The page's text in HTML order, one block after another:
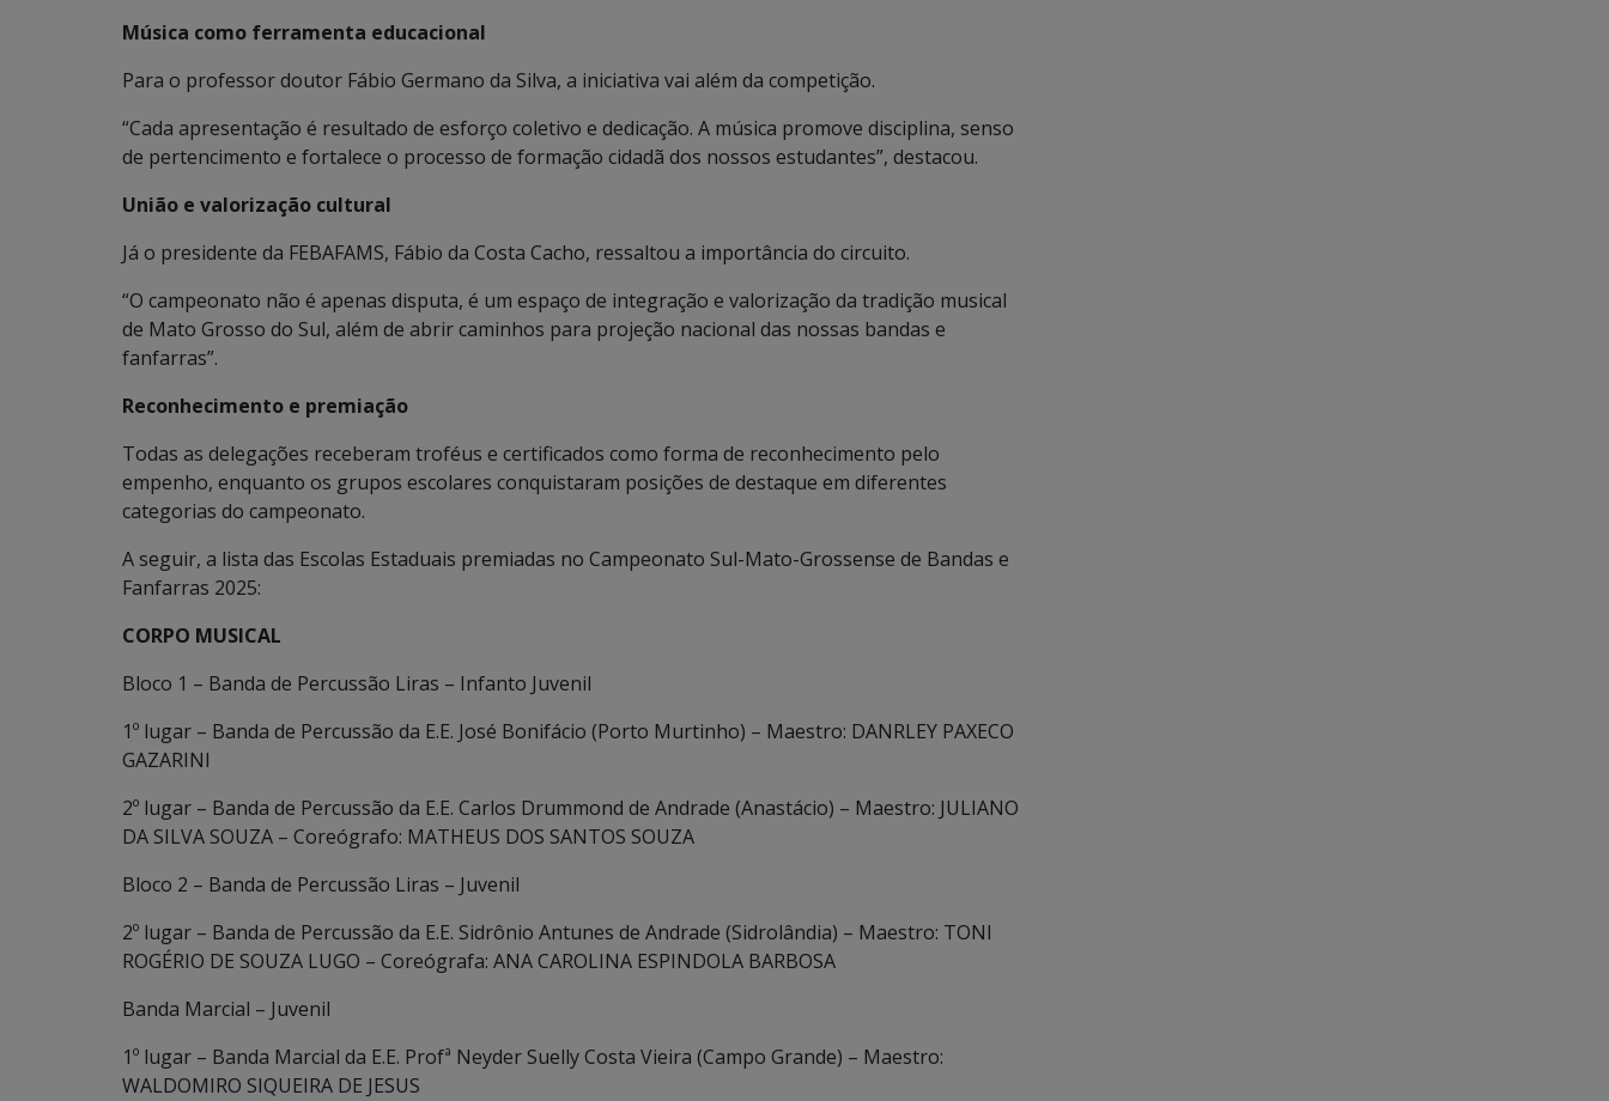
Música como ferramenta educacional
Para o professor doutor Fábio Germano da Silva, a iniciativa vai além da competição.
“Cada apresentação é resultado de esforço coletivo e dedicação. A música promove disciplina, senso
de pertencimento e fortalece o processo de formação cidadã dos nossos estudantes”, destacou.
União e valorização cultural
Já o presidente da FEBAFAMS, Fábio da Costa Cacho, ressaltou a importância do circuito.
“O campeonato não é apenas disputa, é um espaço de integração e valorização da tradição musical
de Mato Grosso do Sul, além de abrir caminhos para projeção nacional das nossas bandas e
fanfarras”.
Reconhecimento e premiação
Todas as delegações receberam troféus e certificados como forma de reconhecimento pelo
empenho, enquanto os grupos escolares conquistaram posições de destaque em diferentes
categorias do campeonato.
A seguir, a lista das Escolas Estaduais premiadas no Campeonato Sul-Mato-Grossense de Bandas e
Fanfarras 2025:
CORPO MUSICAL
Bloco 1 – Banda de Percussão Liras – Infanto Juvenil
1º lugar – Banda de Percussão da E.E. José Bonifácio (Porto Murtinho) – Maestro: DANRLEY PAXECO
GAZARINI
2º lugar – Banda de Percussão da E.E. Carlos Drummond de Andrade (Anastácio) – Maestro: JULIANO
DA SILVA SOUZA – Coreógrafo: MATHEUS DOS SANTOS SOUZA
Bloco 2 – Banda de Percussão Liras – Juvenil
2º lugar – Banda de Percussão da E.E. Sidrônio Antunes de Andrade (Sidrolândia) – Maestro: TONI
ROGÉRIO DE SOUZA LUGO – Coreógrafa: ANA CAROLINA ESPINDOLA BARBOSA
Banda Marcial – Juvenil
1º lugar – Banda Marcial da E.E. Profª Neyder Suelly Costa Vieira (Campo Grande) – Maestro:
WALDOMIRO SIQUEIRA DE JESUS